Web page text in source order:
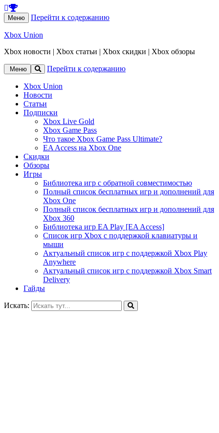
Меню Перейти к содержанию
Xbox Union
Xbox новости | Xbox статьи | Xbox скидки | Xbox обзоры
Меню Перейти к содержанию
Xbox Union
Новости
Статьи
Подписки
Xbox Live Gold
Xbox Game Pass
Что такое Xbox Game Pass Ultimate?
EA Access на Xbox One
Скидки
Обзоры
Игры
Библиотека игр с обратной совместимостью
Полный список бесплатных игр и дополнений для
Xbox One
Полный список бесплатных игр и дополнений для
Xbox 360
Библиотека игр EA Play [EA Access]
Список игр Xbox c поддержкой клавиатуры и
мыши
Актуальный список игр с поддержкой Xbox Play
Anywhere
Актуальный список игр с поддержкой Xbox Smart
Delivery
Гайды
Искать: